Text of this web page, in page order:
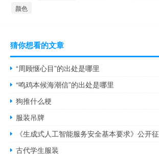
颜色
猜你想看的文章
“周顾惬心目”的出处是哪里
“鸣鸡本候海潮信”的出处是哪里
狗推什么梗
服装吊牌
《生成式人工智能服务安全基本要求》公开
古代学生服装